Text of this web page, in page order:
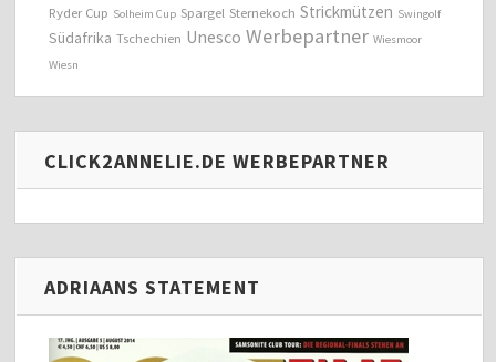
Ryder Cup Solheim Cup Spargel Sternekoch Strickmützen Swingolf
Südafrika Tschechien Unesco Werbepartner Wiesmoor
Wiesn
CLICK2ANNELIE.DE WERBEPARTNER
ADRIAANS STATEMENT